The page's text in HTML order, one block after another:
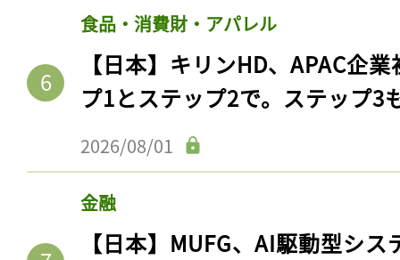
食品・消費財・アパレル
【日本】キリンHD、APAC企
プ1とステップ2で。ステップ3
2026/08/01
金融
【日本】MUFG、AI駆動型シ
記事をお気に入りに
ログインが必